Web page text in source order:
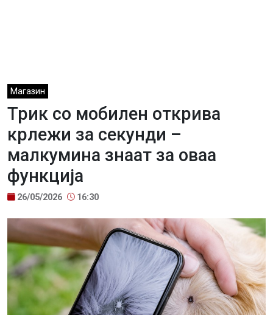
Магазин
Трик со мобилен открива
крлежи за секунди –
малкумина знаат за оваа
функција
26/05/2026 16:30